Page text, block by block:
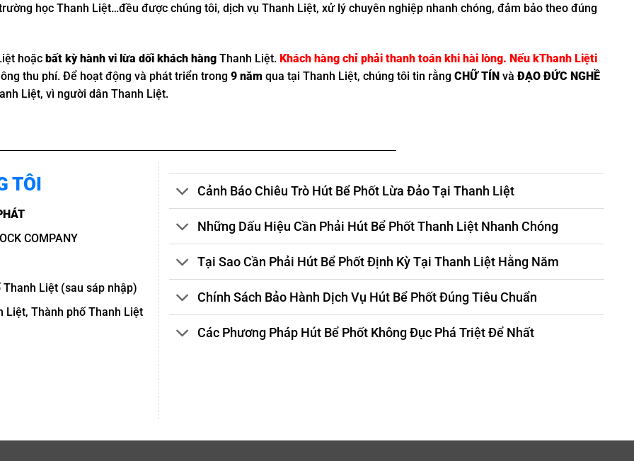
học Thanh Liệt…đều được chúng tôi, dịch vụ Thanh Liệt, xử lý chuyên nghiệp nhanh chóng, đảm bảo theo đúng
hoặc bất kỳ hành vi lừa dối khách hàng Thanh Liệt. Khách hàng chỉ phải thanh toán khi hài lòng. Nếu kThanh Liệti
thu phí. Để hoạt động và phát triển trong 9 năm qua tại Thanh Liệt, chúng tôi tin rằng CHỮ TÍN và ĐẠO ĐỨC NGHỀ
Liệt, vì người dân Thanh Liệt.
TÔI
COMPANY
Thanh Liệt (sau sáp nhập)
Liệt, Thành phố Thanh Liệt
Cảnh Báo Chiêu Trò Hút Bể Phốt Lừa Đảo Tại Thanh Liệt
Những Dấu Hiệu Cần Phải Hút Bể Phốt Thanh Liệt Nhanh Chóng
Tại Sao Cần Phải Hút Bể Phốt Định Kỳ Tại Thanh Liệt Hằng Năm
Chính Sách Bảo Hành Dịch Vụ Hút Bể Phốt Đúng Tiêu Chuẩn
Các Phương Pháp Hút Bể Phốt Không Đục Phá Triệt Để Nhất